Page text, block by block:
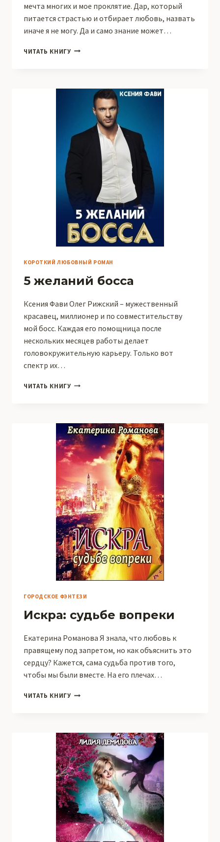
мечта многих и мое проклятие. Дар, который
питается страстью и отбирает любовь, назвать
иначе я не могу. Да и само знание может…
ЧИТАТЬ КНИГУ ПРОВИДИЦА
КОРОТКИЙ ЛЮБОВНЫЙ РОМАН
5 желаний босса
Ксения Фави Олег Рижский – мужественный
красавец, миллионер и по совместительству
мой босс. Каждая его помощница после
нескольких месяцев работы делает
головокружительную карьеру. Только вот
спектр их…
ЧИТАТЬ КНИГУ 5
ГОРОДСКОЕ ФЭНТЕЗИ
Искра: судьбе вопреки
Екатерина Романова Я знала, что любовь к
правящему под запретом, но как объяснить это
сердцу? Кажется, сама судьба против того,
чтобы мы были вместе. На его плечах…
ЧИТАТЬ КНИГУ ИСКРА: